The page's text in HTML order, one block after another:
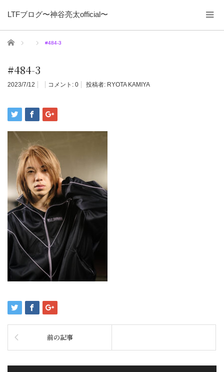
LTFブログ〜神谷亮太official〜
ホーム #484-3
#484-3
2023/7/12 コメント: 0 投稿者: RYOTA KAMIYA
前の記事